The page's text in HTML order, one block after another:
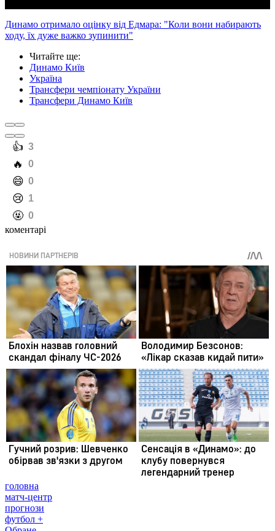
Динамо отримало оцінку від Едмара: "Коли вони набирають
ходу, їх дуже важко зупинити"
Читайте ще:
Динамо Київ
Україна
Трансфери чемпіонату України
Трансфери Динамо Київ
️👍 3
️🔥 0
️😄 0
️😢 1
️🤬 0
коментарі
головна
матч-центр
прогнози
футбол +